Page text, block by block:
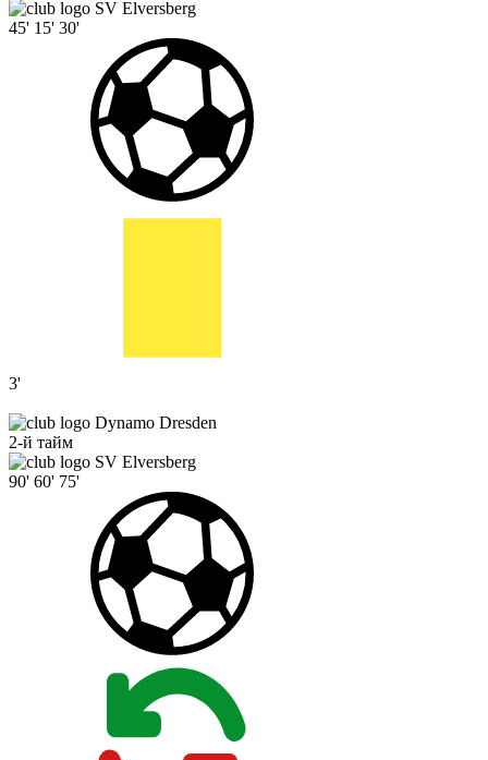
SV Elversberg
45' 15' 30'
3'
Dynamo Dresden
2-й тайм
SV Elversberg
90' 60' 75'